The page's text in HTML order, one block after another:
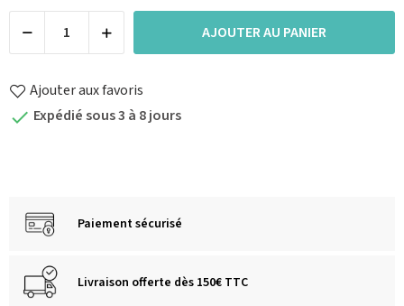
AJOUTER AU PANIER
Ajouter aux favoris
 Expédié sous 3 à 8 jours
Paiement sécurisé
Livraison offerte dès 150€ TTC